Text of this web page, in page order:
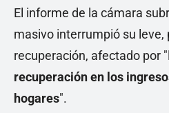
El informe de la cámara
masivo interrumpió su leve,
recuperación, afectado por
recuperación en los
hogares".